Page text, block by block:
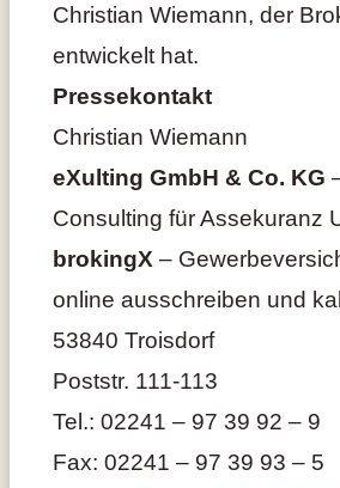
Christian Wiemann, der
entwickelt hat.
Pressekontakt
Christian Wiemann
eXulting GmbH & Co. KG
Consulting für Assekuranz
brokingX –
online ausschreiben und
53840 Troisdorf
Poststr. 111-113
Tel.: 02241 – 97 39 92 – 9
Fax: 02241 – 97 39 93 – 5